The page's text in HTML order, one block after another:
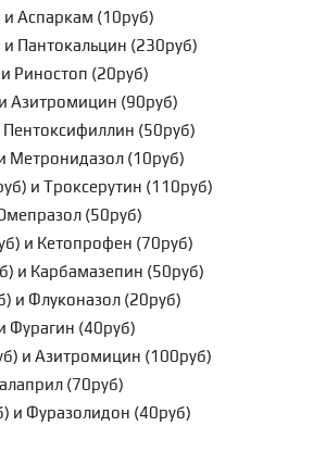
Аспаркам (10руб)
Пантокальцин (230руб)
Риностоп (20руб)
Азитромицин (90руб)
(50руб)
Метронидазол (10руб)
и Троксерутин (110руб)
(50руб)
и Кетопрофен (70руб)
и Карбамазепин (50руб)
и Флуконазол (20руб)
Фурагин (40руб)
и Азитромицин (100руб)
(70руб)
и Фуразолидон (40руб)